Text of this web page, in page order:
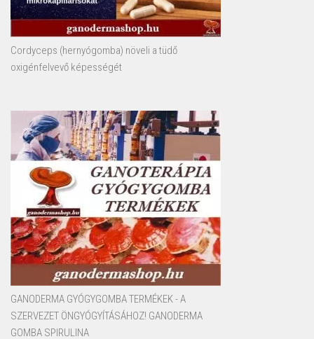
Cordyceps (hernyógomba) növeli a tüdő
oxigénfelvevő képességét
GANODERMA GYÓGYGOMBA TERMÉKEK - A
SZERVEZET ÖNGYÓGYÍTÁSÁHOZ! GANODERMA
GOMBA SPIRULINA